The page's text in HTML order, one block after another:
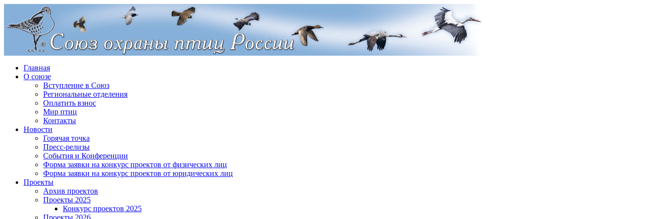
Главная
О союзе
Вступление в Союз
Региональные отделения
Оплатить взнос
Мир птиц
Контакты
Новости
Горячая точка
Пресс-релизы
События и Конференции
Форма заявки на конкурс проектов от физических лиц
Форма заявки на конкурс проектов от юридических лиц
Проекты
Архив проектов
Проекты 2025
Конкурс проектов 2025
Проекты 2026